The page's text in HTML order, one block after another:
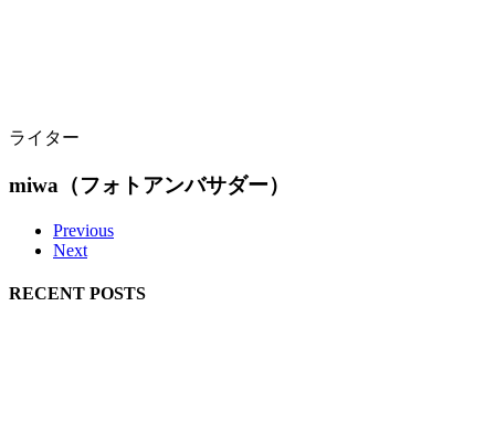
ライター
miwa（フォトアンバサダー）
Previous
Next
RECENT POSTS